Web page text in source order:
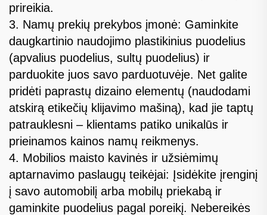
prireikia.
3. Namų prekių prekybos įmonė: Gaminkite
daugkartinio naudojimo plastikinius puodelius
(apvalius puodelius, sultų puodelius) ir
parduokite juos savo parduotuvėje. Net galite
pridėti paprastų dizaino elementų (naudodami
atskirą etikečių klijavimo mašiną), kad jie taptų
patrauklesni – klientams patiko unikalūs ir
prieinamos kainos namų reikmenys.
4. Mobilios maisto kavinės ir užsiėmimų
aptarnavimo paslaugų teikėjai: Įsidėkite įrenginį
į savo automobilį arba mobilų priekabą ir
gaminkite puodelius pagal poreikį. Nebereikės